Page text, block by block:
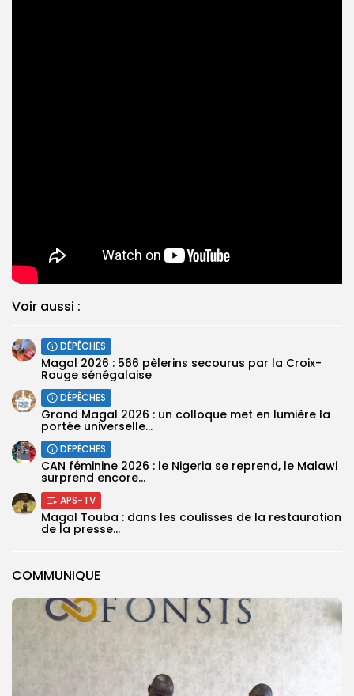
COMMUNIQUE
Voir aussi :
DÉPÊCHES
Magal 2026 : 566 pèlerins secourus par la Croix-
Rouge sénégalaise
DÉPÊCHES
Grand Magal 2026 : un colloque met en lumière la
portée universelle...
DÉPÊCHES
‎CAN féminine 2026 : le Nigeria se reprend, le Malawi
surprend encore...
APS-TV
Magal Touba : dans les coulisses de la restauration
de la presse...